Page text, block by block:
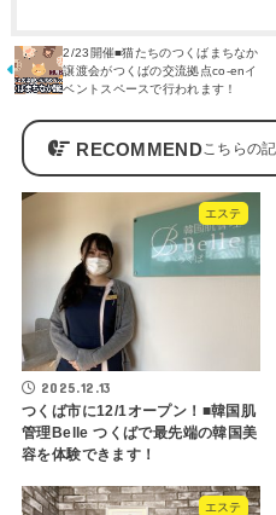
2/23開催■猫たちのつくばまちなか
譲渡会がつくばの交流拠点co-enイ
ベントスペースで行われます！
RECOMMEND
エステ
2025.12.13
つくば市に12/1オープン！■韓国肌
管理Belle つくばで最先端の韓国美
容を体験できます！
エステ